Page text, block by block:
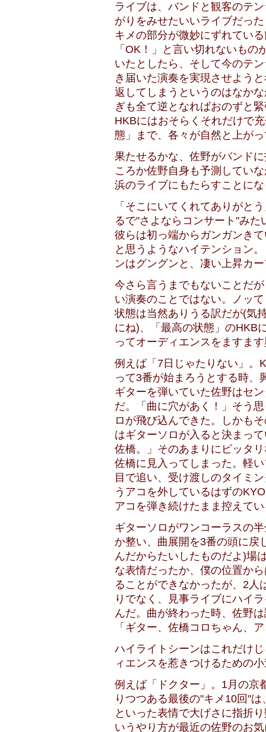
ライブは、バンドと観客のテ
がりをみせたいいライブだっ
キメの部分が微妙にずれてい
「OK！」と言い切れないも
いたとしたら、そして今のテ
き届いた演奏を実現させよう
返してしまうというのはなか
ぎも全て逆となればおのずと
HKBにはおそらくそれだけで
態」まで、各々が自然と上が
果たせるかな、佐野がバンド
ころか佐野自身も予測してい
浜のライブにもたらすことに
「そこにいてくれてありがと
るで"さよならコンサート"み
彼らは初っ端からガンガンき
と思うようなハイテンション
ンはグングンと、凄い上昇カ
今さら言うまでもないことだ
い演奏のことではない。ノッ
状態は当然ありうる訳だが(気
にね)、「最高の状態」のHKB
ってオーディエンスをますま
例えば「7日じゃたりない」。
って3番が始まろうとする時、
ギターを弾いていた佐野はセ
だ。「曲に穴があく！」そう
ロが飛び込んできた。しかも
はギターソロが入ると決まっ
佐橋。」そのあまりにピッタ
佐橋に見入ってしまった。軽
目で追い、受け渡しのタイミ
うアコを外しているはずの
アコを弾き続けたまま控えて
ギターソロがワンコーラスの
か整い、曲展開を3番の頭に戻
んだからたいしたものだよ)場
な表情だったか、僕の位置か
ることができなかったが、2人
りでなく、見事ライブにハイ
んだ。曲が終わった時、佐野
「ギター、佐橋コロちゃん、
ハイライトシーンはこれだけ
ィエンスを惹きつけるための
例えば「ドクター」。1月の京
りつつある最後の"キメ10回"
といった表情で大げさに指折
いうやり方が最近の佐野のお